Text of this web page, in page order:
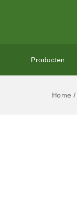
Producten
Home /